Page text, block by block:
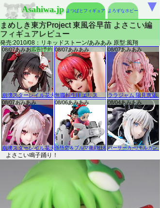
Asahiwa.jp よつばとフィギュア よろずなホビー
まめしき東方Project 東風谷早苗 よさこい編
フィギュアレビュー
発売:2010/08：リキッドストーン/あみあみ 原型:風翔
よさこい鳴子踊り！
▼